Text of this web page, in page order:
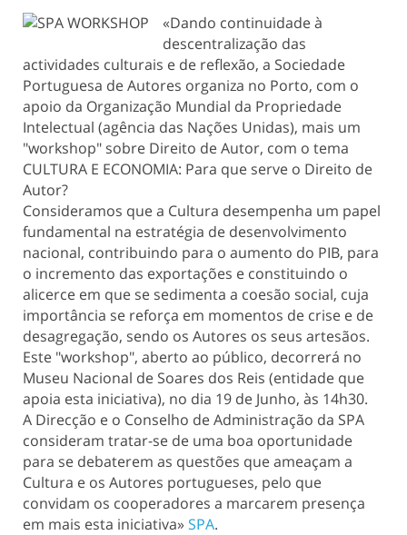
«Dando continuidade à
descentralização das
actividades culturais e de reflexão, a Sociedade
Portuguesa de Autores organiza no Porto, com o
apoio da Organização Mundial da Propriedade
Intelectual (agência das Nações Unidas), mais um
"workshop" sobre Direito de Autor, com o tema
CULTURA E ECONOMIA: Para que serve o Direito de
Autor?
Consideramos que a Cultura desempenha um papel
fundamental na estratégia de desenvolvimento
nacional, contribuindo para o aumento do PIB, para
o incremento das exportações e constituindo o
alicerce em que se sedimenta a coesão social, cuja
importância se reforça em momentos de crise e de
desagregação, sendo os Autores os seus artesãos.
Este "workshop", aberto ao público, decorrerá no
Museu Nacional de Soares dos Reis (entidade que
apoia esta iniciativa), no dia 19 de Junho, às 14h30.
A Direcção e o Conselho de Administração da SPA
consideram tratar-se de uma boa oportunidade
para se debaterem as questões que ameaçam a
Cultura e os Autores portugueses, pelo que
convidam os cooperadores a marcarem presença
em mais esta iniciativa»SPA.